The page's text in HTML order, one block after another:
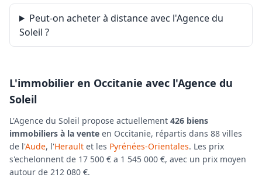
Peut-on acheter à distance avec l'Agence du
Soleil ?
L'immobilier en Occitanie avec l'Agence du
Soleil
L'Agence du Soleil propose actuellement 426 biens
immobiliers à la vente en Occitanie, répartis dans 88 villes
de l'Aude, l'Herault et les Pyrénées-Orientales. Les prix
s'echelonnent de 17 500 € a 1 545 000 €, avec un prix moyen
autour de 212 080 €.